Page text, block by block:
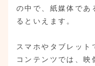
の中で、紙媒体であ
るといえます。
スマホやタブレット
コンテンツでは、映